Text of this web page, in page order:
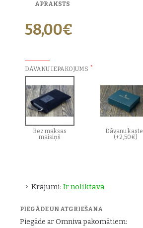
APRAKSTS
Krājumi: Ir noliktavā
58,00€
DĀVANU IEPAKOJUMS
Bez maksas
maisiņš
Dāvanu kaste
(+2,50€)
PIEGĀDE UN ATGRIEŠANA
Piegāde ar Omniva pakomātiem: